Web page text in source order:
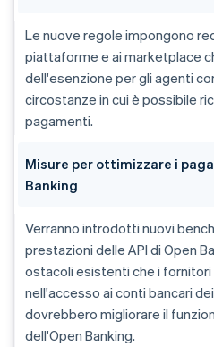
Le nuove regole impongono
piattaforme e ai marketplace
dell'esenzione per gli agenti
circostanze in cui è possibile
pagamenti.
Misure per ottimizzare i
Banking
Verranno introdotti nuovi
prestazioni delle API di Open
ostacoli esistenti che i
nell'accesso ai conti bancari
dovrebbero migliorare il
dell'Open Banking.